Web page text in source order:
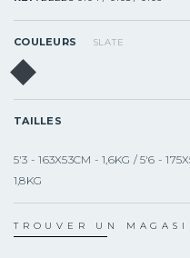
COULEURS SLATE
TAILLES
5'3 - 163X53CM - 1,6KG / 5'6 -
1,8KG
TROUVER UN